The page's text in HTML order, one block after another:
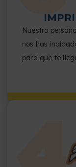
Nuestro
nos has
para que te